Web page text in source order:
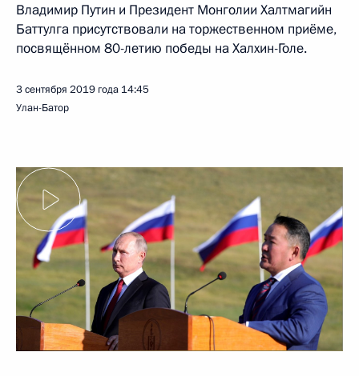
Владимир Путин и Президент Монголии Халтмагийн
Баттулга присутствовали на торжественном приёме,
посвящённом 80-летию победы на Халхин-Голе.
3 сентября 2019 года 14:45
Улан-Батор